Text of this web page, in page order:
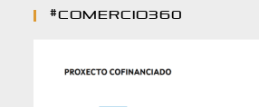
#comercio360